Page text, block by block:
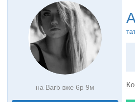
на Barb вже 6р 9м